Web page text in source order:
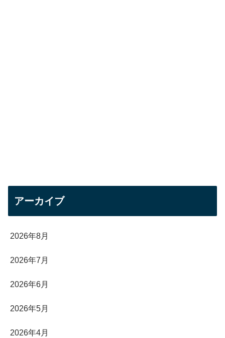
アーカイブ
2026年8月
2026年7月
2026年6月
2026年5月
2026年4月